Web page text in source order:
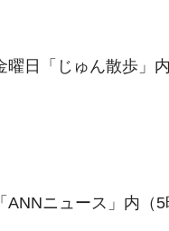
「じゅん散歩」
ニュース」内（5